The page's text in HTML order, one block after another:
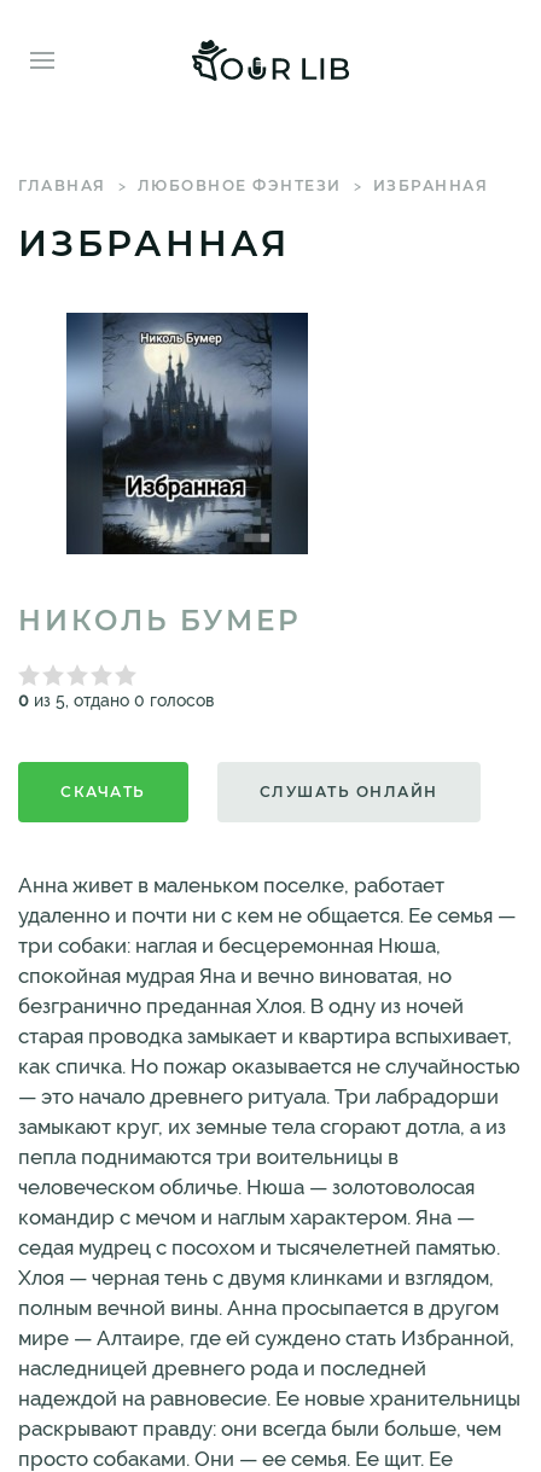
ГЛАВНАЯ ЛЮБОВНОЕ ФЭНТЕЗИ ИЗБРАННАЯ
ИЗБРАННАЯ
НИКОЛЬ БУМЕР
0 из 5, отдано 0 голосов
СКАЧАТЬ СЛУШАТЬ ОНЛАЙН
Анна живет в маленьком поселке, работает
удаленно и почти ни с кем не общается. Ее семья —
три собаки: наглая и бесцеремонная Нюша,
спокойная мудрая Яна и вечно виноватая, но
безгранично преданная Хлоя. В одну из ночей
старая проводка замыкает и квартира вспыхивает,
как спичка. Но пожар оказывается не случайностью
— это начало древнего ритуала. Три лабрадорши
замыкают круг, их земные тела сгорают дотла, а из
пепла поднимаются три воительницы в
человеческом обличье. Нюша — золотоволосая
командир с мечом и наглым характером. Яна —
седая мудрец с посохом и тысячелетней памятью.
Хлоя — черная тень с двумя клинками и взглядом,
полным вечной вины. Анна просыпается в другом
мире — Алтаире, где ей суждено стать Избранной,
наследницей древнего рода и последней
надеждой на равновесие. Ее новые хранительницы
раскрывают правду: они всегда были больше, чем
просто собаками. Они — ее семья. Ее щит. Ее